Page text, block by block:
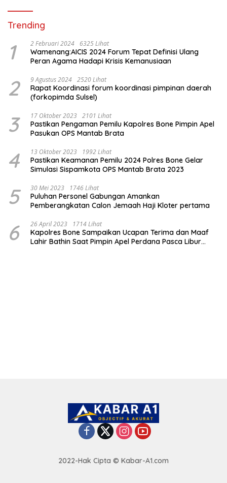
Trending
1 2 Februari 2024 6325 Lihat
Wamenang:AICIS 2024 Forum Tepat Definisi Ulang
Peran Agama Hadapi Krisis Kemanusiaan
2 9 Agustus 2024 2520 Lihat
Rapat Koordinasi forum koordinasi pimpinan daerah
(forkopimda Sulsel)
3 17 Oktober 2023 2101 Lihat
Pastikan Pengaman Pemilu Kapolres Bone Pimpin Apel
Pasukan OPS Mantab Brata
4 13 Oktober 2023 1992 Lihat
Pastikan Keamanan Pemilu 2024 Polres Bone Gelar
Simulasi Sispamkota OPS Mantab Brata 2023
5 30 Mei 2023 1746 Lihat
Puluhan Personel Gabungan Amankan
Pemberangkatan Calon Jemaah Haji Kloter pertama
6 26 April 2023 1714 Lihat
Kapolres Bone Sampaikan Ucapan Terima dan Maaf
Lahir Bathin Saat Pimpin Apel Perdana Pasca Libur
2022-Hak Cipta © Kabar-A1.com